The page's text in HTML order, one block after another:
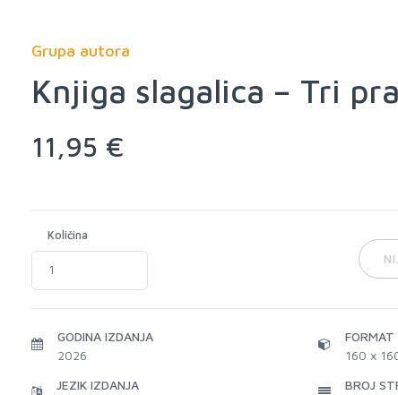
Grupa autora
Knjiga slagalica – Tri
11,95 €
Količina
GODINA IZDANJA
2026
JEZIK IZDANJA
FORMAT
160 x
BROJ